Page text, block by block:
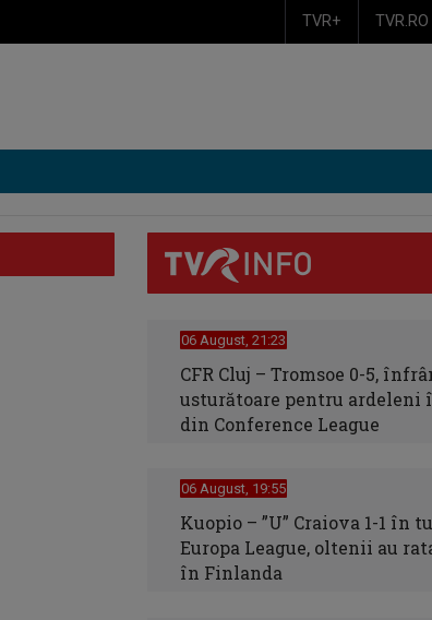
TVR+ TVR.RO
06 August, 21:23
CFR Cluj – Tromsoe 0-5,
usturătoare pentru ardeleni
din Conference League
06 August, 19:55
Kuopio – ”U” Craiova 1-1 în
Europa League, oltenii au
în Finlanda